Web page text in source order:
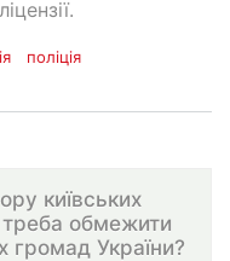
поліція
київських
треба обмежити
громад України?